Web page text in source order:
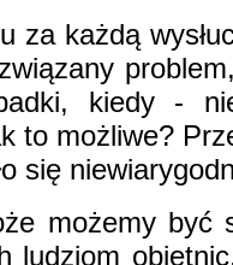
za każdą
kiedy -
to możliwe?
się
możemy być
ludziom